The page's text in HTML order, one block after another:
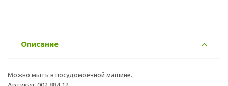
Описание
Можно мыть в посудомоечной машине.